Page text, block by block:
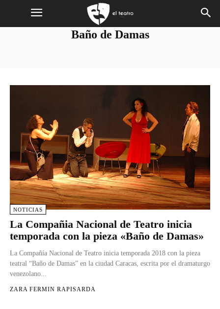
Baño de Damas
NOTICIAS
La Compañia Nacional de Teatro inicia
temporada con la pieza «Baño de Damas»
La Compañía Nacional de Teatro inicia temporada 2018 con la pieza
teatral “Baño de Damas” en la ciudad Caracas, escrita por el dramaturgo
venezolano...
ZARA FERMIN RAPISARDA